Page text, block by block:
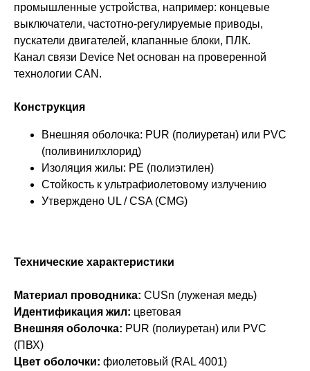
промышленные устройства, например: концевые
выключатели, частотно-регулируемые приводы,
пускатели двигателей, клапанные блоки, ПЛК.
Канал связи Device Net основан на проверенной
технологии CAN.
Конструкция
Внешняя оболочка: PUR (полиуретан) или PVC
(поливинилхлорид)
Изоляция жилы: PE (полиэтилен)
Стойкость к ультрафиолетовому излучению
Утверждено UL / CSA (CMG)
Технические характеристики
Материал проводника: CUSn (луженая медь)
Идентификация жил: цветовая
Внешняя оболочка: PUR (полиуретан) или PVC
(ПВХ)
Цвет оболочки: фиолетовый (RAL 4001)